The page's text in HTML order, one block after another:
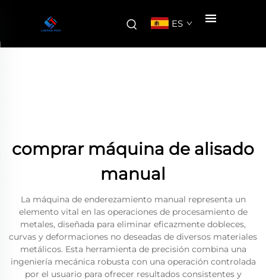
ES
comprar máquina de alisado
manual
La máquina de enderezamiento manual representa un
elemento vital en las operaciones de procesamiento de
metales, diseñada para eliminar eficazmente dobleces,
curvas y deformaciones no deseadas de diversos materiales
metálicos. Esta herramienta de precisión combina una
ingeniería mecánica robusta con una operación controlada
por el usuario para ofrecer resultados consistentes y